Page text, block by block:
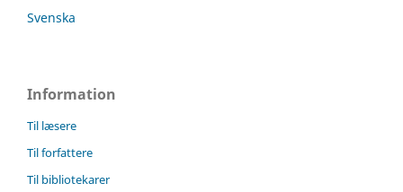
Svenska
Information
Til læsere
Til forfattere
Til bibliotekarer